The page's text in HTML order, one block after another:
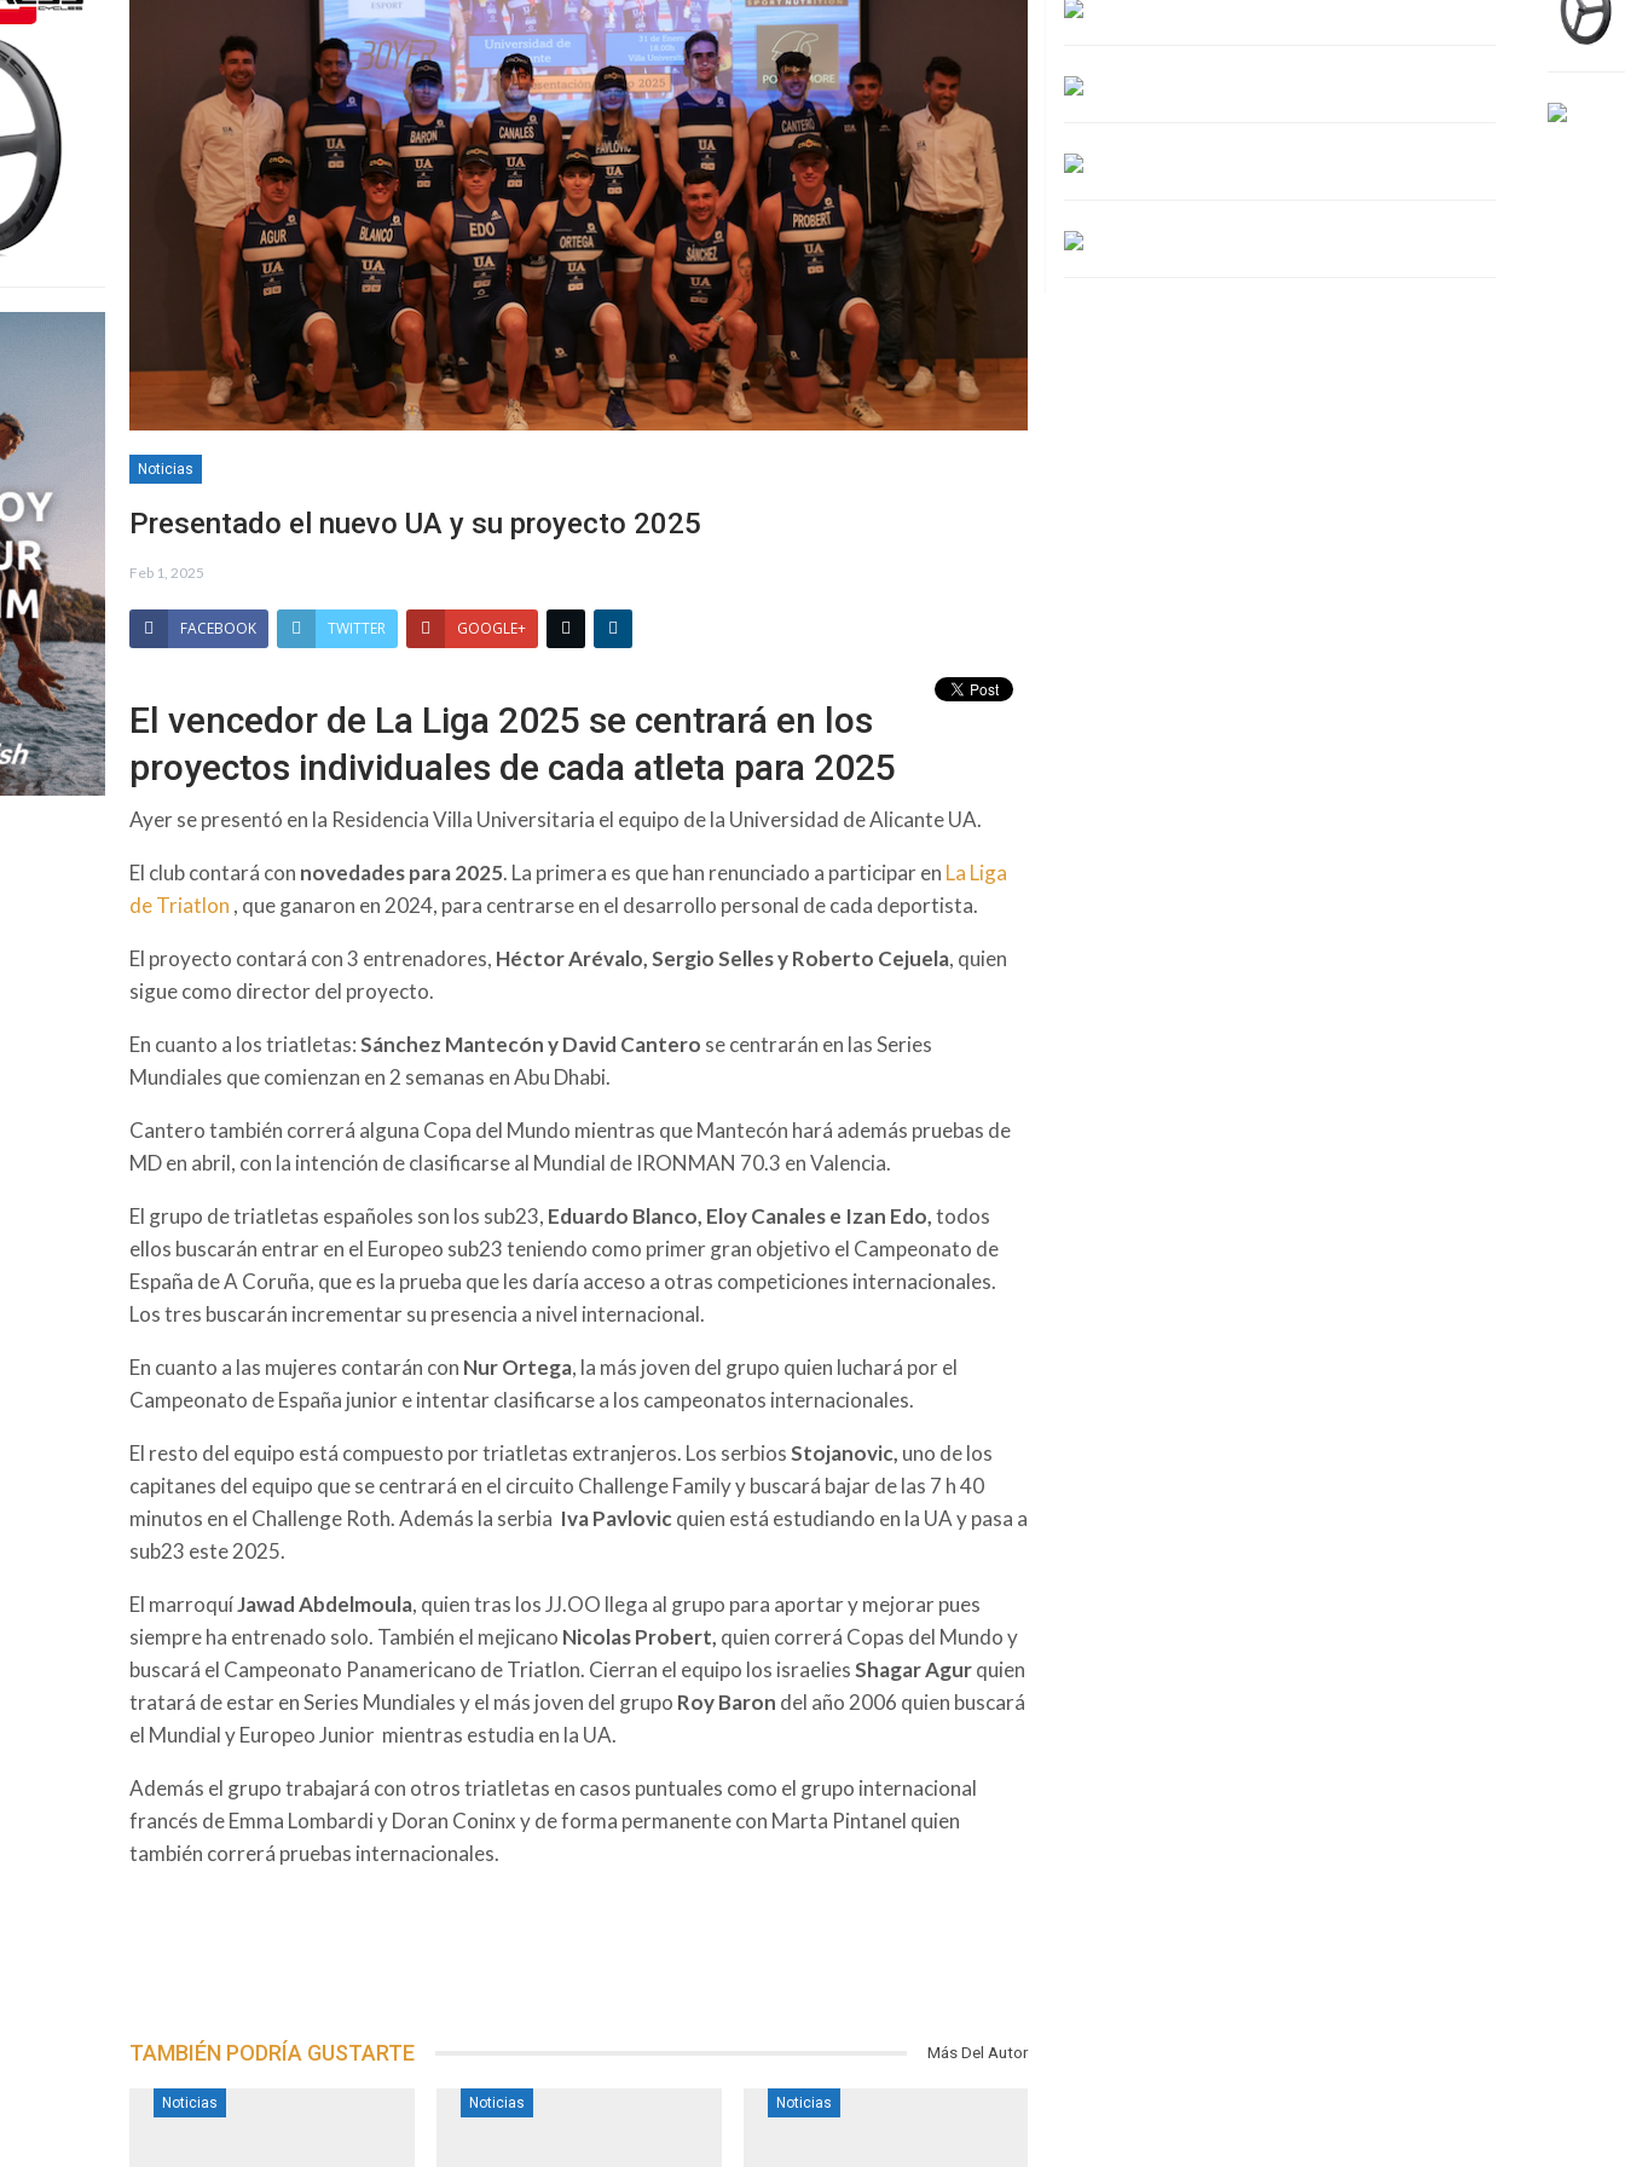
Noticias
Presentado el nuevo UA y su proyecto 2025
Feb 1, 2025
FACEBOOK TWITTER GOOGLE+
El vencedor de La Liga 2025 se centrará en los
proyectos individuales de cada atleta para 2025
Ayer se presentó en la Residencia Villa Universitaria el equipo de la Universidad de Alicante UA.
El club contará con novedades para 2025. La primera es que han renunciado a participar en La Liga
de Triatlon , que ganaron en 2024, para centrarse en el desarrollo personal de cada deportista.
El proyecto contará con 3 entrenadores, Héctor Arévalo, Sergio Selles y Roberto Cejuela, quien
sigue como director del proyecto.
En cuanto a los triatletas:Sánchez Mantecón y David Cantero se centrarán en las Series
Mundiales que comienzan en 2 semanas en Abu Dhabi.
Cantero también correrá alguna Copa del Mundo mientras que Mantecón hará además pruebas de
MD en abril, con la intención de clasificarse al Mundial de IRONMAN 70.3 en Valencia.
El grupo de triatletas españoles son los sub23, Eduardo Blanco, Eloy Canales e Izan Edo,todos
ellos buscarán entrar en el Europeo sub23 teniendo como primer gran objetivo el Campeonato de
España de A Coruña, que es la prueba que les daría acceso a otras competiciones internacionales.
Los tres buscarán incrementar su presencia a nivel internacional.
En cuanto a las mujeres contarán con Nur Ortega, la más joven del grupo quien luchará por el
Campeonato de España junior e intentar clasificarse a los campeonatos internacionales.
El resto del equipo está compuesto por triatletas extranjeros. Los serbiosStojanovic, uno de los
capitanes del equipo que se centrará en el circuito Challenge Family y buscará bajar de las 7 h 40
minutos en el Challenge Roth. Además la serbia Iva Pavlovicquien está estudiando en la UA y pasa a
sub23 este 2025.
El marroquíJawad Abdelmoula, quien tras los JJ.OO llega al grupo para aportar y mejorar pues
siempre ha entrenado solo. También el mejicano Nicolas Probert, quien correrá Copas del Mundo y
buscará el Campeonato Panamericano de Triatlon. Cierran el equipo los israeliesShagar Agurquien
tratará de estar en Series Mundiales y el más joven del grupo Roy Baron del año 2006 quien buscará
el Mundial y Europeo Junior mientras estudia en la UA.
Además el grupo trabajará con otros triatletas en casos puntuales como el grupo internacional
francés de Emma Lombardi y Doran Coninx y de forma permanente con Marta Pintanel quien
también correrá pruebas internacionales.
TAMBIÉN PODRÍA GUSTARTE Más Del Autor
Noticias Noticias Noticias